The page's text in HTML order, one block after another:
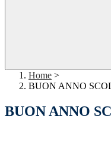
Home >
BUON ANNO
BUON ANNO